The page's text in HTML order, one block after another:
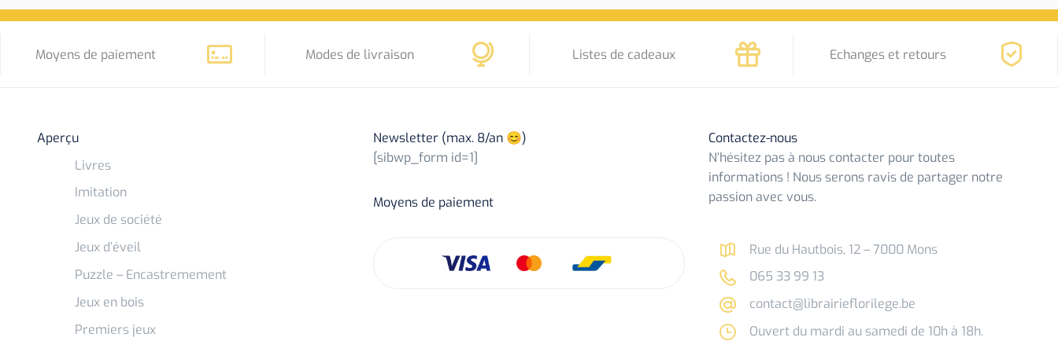
Moyens de paiement Modes de livraison Listes de cadeaux Echanges et retours
Aperçu
Livres
Imitation
Jeux de société
Jeux d’éveil
Puzzle – Encastremement
Jeux en bois
Premiers jeux
Newsletter (max. 8/an 😊)
[sibwp_form id=1]
Moyens de paiement
Contactez-nous
N’hésitez pas à nous contacter pour toutes
informations ! Nous serons ravis de partager notre
passion avec vous.
Rue du Hautbois, 12 – 7000 Mons
065 33 99 13
contact@librairieflorilege.be
Ouvert du mardi au samedi de 10h à 18h.